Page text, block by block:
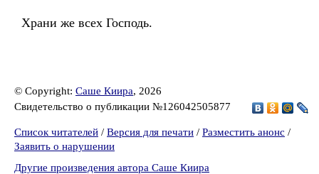
Храни же всех Господь.
© Copyright: Саше Киира, 2026
Свидетельство о публикации №126042505877
Список читателей / Версия для печати / Разместить анонс /
Заявить о нарушении
Другие произведения автора Саше Киира